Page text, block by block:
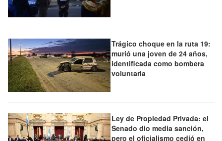
Trágico choque en la ruta 19:
murió una joven de 24 años,
identificada como bombera
voluntaria
Ley de Propiedad Privada: el
Senado dio media sanción,
pero el oficialismo cedió en